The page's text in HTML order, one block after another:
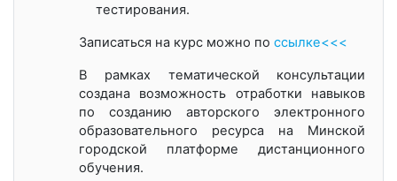
тестирования.
Записаться на курс можно по ссылке<<<
В рамках тематической консультации
создана возможность отработки навыков
по созданию авторского электронного
образовательного ресурса на Минской
городской платформе дистанционного
обучения.